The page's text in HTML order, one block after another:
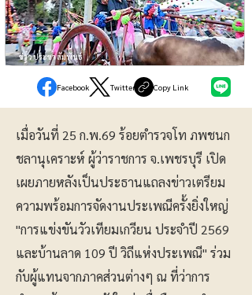
ข่าวประชาสัมพันธ์
Facebook Twitter Copy Link
เมื่อวันที่ 25 ก.พ.69 ร้อยตำรวจโท ภพชนก
ชลานุเคราะห์ ผู้ว่าราชการ จ.เพชรบุรี เปิด
เผยภายหลังเป็นประธานแถลงข่าวเตรียม
ความพร้อมการจัดงานประเพณีครั้งยิ่งใหญ่
"การแข่งขันวัวเทียมเกวียน ประจำปี 2569
และบ้านลาด 109 ปี วิถีแห่งประเพณี" ร่วม
กับผู้แทนจากภาคส่วนต่างๆ ณ ที่ว่าการ